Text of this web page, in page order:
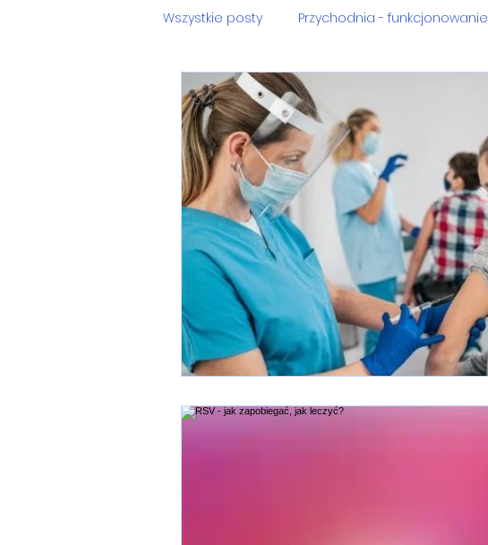
Wszystkie posty Przychodnia - funkcjonowanie
Zdrowie psychiczne